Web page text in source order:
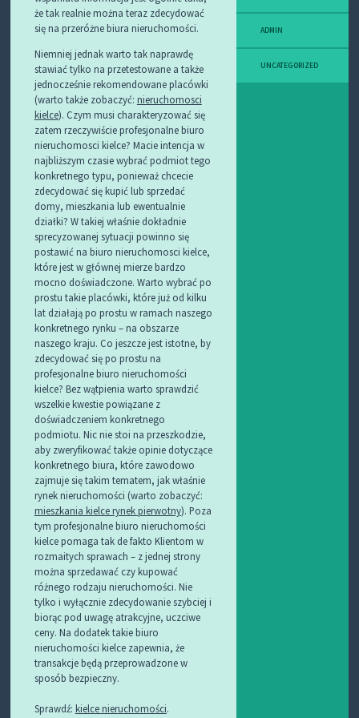
że tak realnie można teraz zdecydować
się na przeróżne biura nieruchomości.
Niemniej jednak warto tak naprawdę
stawiać tylko na przetestowane a także
jednocześnie rekomendowane placówki
(warto także zobaczyć: nieruchomosci
kielce). Czym musi charakteryzować się
zatem rzeczywiście profesjonalne biuro
nieruchomosci kielce? Macie intencja w
najbliższym czasie wybrać podmiot tego
konkretnego typu, ponieważ chcecie
zdecydować się kupić lub sprzedać
domy, mieszkania lub ewentualnie
działki? W takiej właśnie dokładnie
sprecyzowanej sytuacji powinno się
postawić na biuro nieruchomosci kielce,
które jest w głównej mierze bardzo
mocno doświadczone. Warto wybrać po
prostu takie placówki, które już od kilku
lat działają po prostu w ramach naszego
konkretnego rynku – na obszarze
naszego kraju. Co jeszcze jest istotne, by
zdecydować się po prostu na
profesjonalne biuro nieruchomości
kielce? Bez wątpienia warto sprawdzić
wszelkie kwestie powiązane z
doświadczeniem konkretnego
podmiotu. Nic nie stoi na przeszkodzie,
aby zweryfikować także opinie dotyczące
konkretnego biura, które zawodowo
zajmuje się takim tematem, jak właśnie
rynek nieruchomości (warto zobaczyć:
mieszkania kielce rynek pierwotny). Poza
tym profesjonalne biuro nieruchomości
kielce pomaga tak de fakto Klientom w
rozmaitych sprawach – z jednej strony
można sprzedawać czy kupować
różnego rodzaju nieruchomości. Nie
tylko i wyłącznie zdecydowanie szybciej i
biorąc pod uwagę atrakcyjne, uczciwe
ceny. Na dodatek takie biuro
nieruchomości kielce zapewnia, że
transakcje będą przeprowadzone w
sposób bezpieczny.
Sprawdź: kielce nieruchomości.
ADMIN
UNCATEGORIZED